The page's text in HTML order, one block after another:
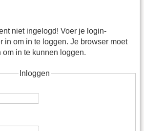
niet ingelogd! Voer je login-
in om in te loggen. Je browser moet
in te kunnen loggen.
Inloggen